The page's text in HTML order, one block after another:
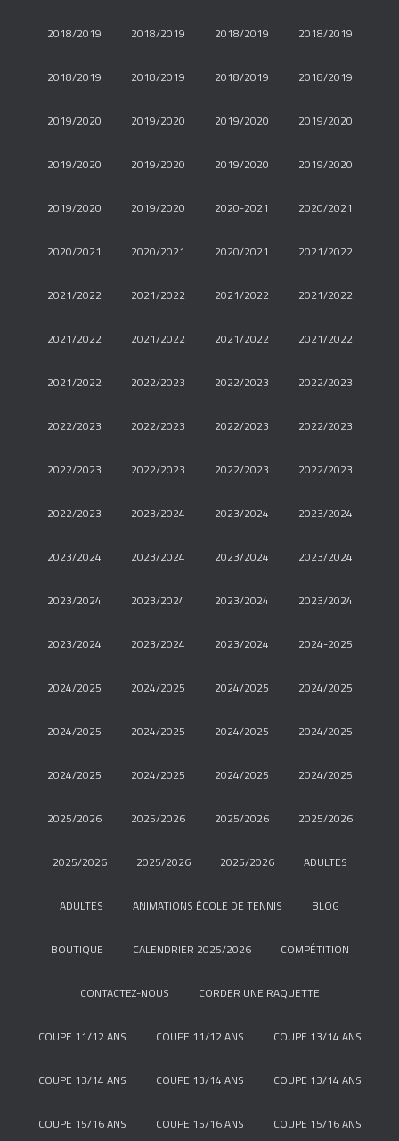
2018/2019 2018/2019 2018/2019 2018/2019
2018/2019 2018/2019 2018/2019 2018/2019
2019/2020 2019/2020 2019/2020 2019/2020
2019/2020 2019/2020 2019/2020 2019/2020
2019/2020 2019/2020 2020-2021 2020/2021
2020/2021 2020/2021 2020/2021 2021/2022
2021/2022 2021/2022 2021/2022 2021/2022
2021/2022 2021/2022 2021/2022 2021/2022
2021/2022 2022/2023 2022/2023 2022/2023
2022/2023 2022/2023 2022/2023 2022/2023
2022/2023 2022/2023 2022/2023 2022/2023
2022/2023 2023/2024 2023/2024 2023/2024
2023/2024 2023/2024 2023/2024 2023/2024
2023/2024 2023/2024 2023/2024 2023/2024
2023/2024 2023/2024 2023/2024 2024-2025
2024/2025 2024/2025 2024/2025 2024/2025
2024/2025 2024/2025 2024/2025 2024/2025
2024/2025 2024/2025 2024/2025 2024/2025
2025/2026 2025/2026 2025/2026 2025/2026
2025/2026 2025/2026 2025/2026 ADULTES
ADULTES ANIMATIONS ÉCOLE DE TENNIS BLOG
BOUTIQUE CALENDRIER 2025/2026 COMPÉTITION
CONTACTEZ-NOUS CORDER UNE RAQUETTE
COUPE 11/12 ANS COUPE 11/12 ANS COUPE 13/14 ANS
COUPE 13/14 ANS COUPE 13/14 ANS COUPE 13/14 ANS
COUPE 15/16 ANS COUPE 15/16 ANS COUPE 15/16 ANS